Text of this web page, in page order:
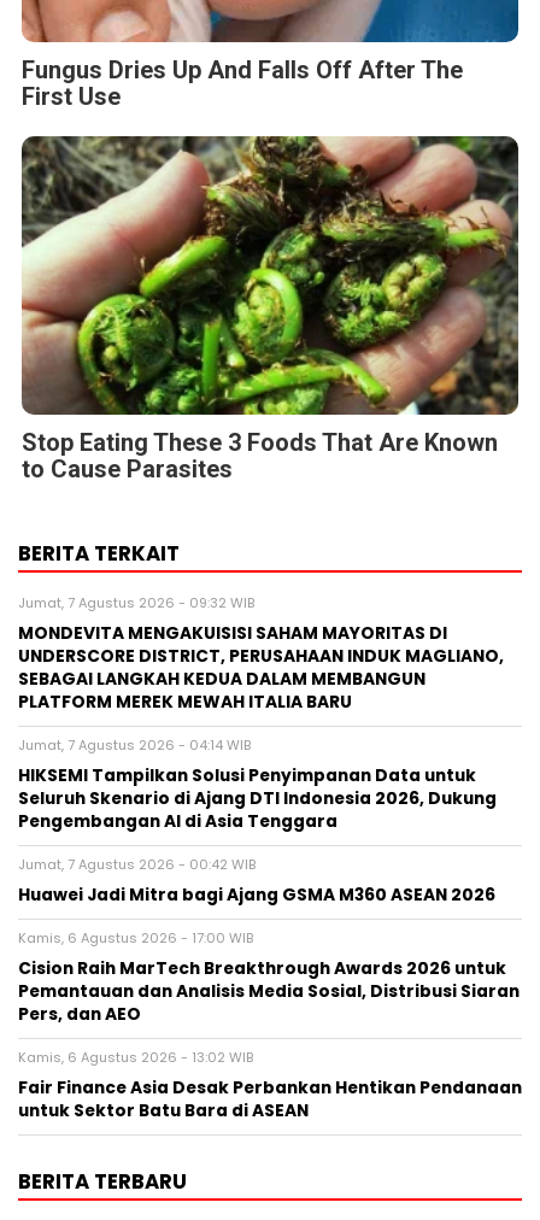
Fungus Dries Up And Falls Off After The
First Use
Stop Eating These 3 Foods That Are Known
to Cause Parasites
BERITA TERKAIT
Jumat, 7 Agustus 2026 - 09:32 WIB
MONDEVITA MENGAKUISISI SAHAM MAYORITAS DI
UNDERSCORE DISTRICT, PERUSAHAAN INDUK MAGLIANO,
SEBAGAI LANGKAH KEDUA DALAM MEMBANGUN
PLATFORM MEREK MEWAH ITALIA BARU
Jumat, 7 Agustus 2026 - 04:14 WIB
HIKSEMI Tampilkan Solusi Penyimpanan Data untuk
Seluruh Skenario di Ajang DTI Indonesia 2026, Dukung
Pengembangan AI di Asia Tenggara
Jumat, 7 Agustus 2026 - 00:42 WIB
Huawei Jadi Mitra bagi Ajang GSMA M360 ASEAN 2026
Kamis, 6 Agustus 2026 - 17:00 WIB
Cision Raih MarTech Breakthrough Awards 2026 untuk
Pemantauan dan Analisis Media Sosial, Distribusi Siaran
Pers, dan AEO
Kamis, 6 Agustus 2026 - 13:02 WIB
Fair Finance Asia Desak Perbankan Hentikan Pendanaan
untuk Sektor Batu Bara di ASEAN
BERITA TERBARU